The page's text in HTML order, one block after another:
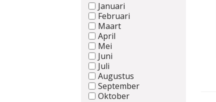
Januari
Februari
Maart
April
Mei
Juni
Juli
Augustus
September
Oktober